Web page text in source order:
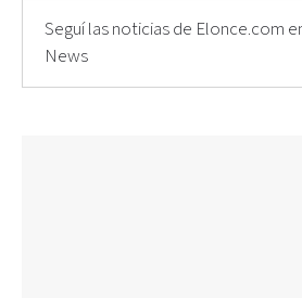
Seguí las noticias de Elonce.com
News